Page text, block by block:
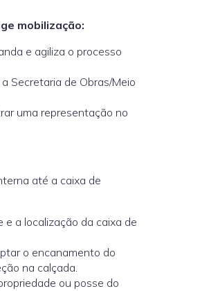
mobilização:
e agiliza o processo
Secretaria de Obras/Meio
uma representação no
até a caixa de
a localização da caixa de
o encanamento do
na calçada.
ou posse do